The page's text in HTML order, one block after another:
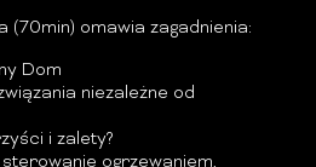
(70min) omawia zagadnienia:
Dom
niezależne od
i zalety?